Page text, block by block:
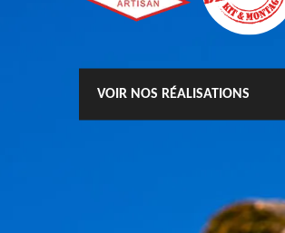
VOIR NOS RÉALISATIONS